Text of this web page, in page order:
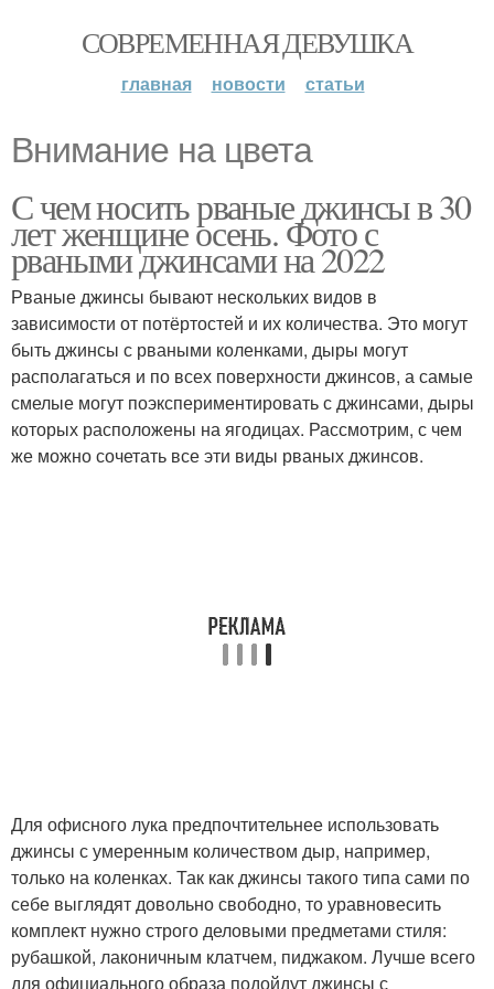
СОВРЕМЕННАЯ ДЕВУШКА
главная новости статьи
Внимание на цвета
С чем носить рваные джинсы в 30
лет женщине осень. Фото с
рваными джинсами на 2022
Рваные джинсы бывают нескольких видов в
зависимости от потёртостей и их количества. Это могут
быть джинсы с рваными коленками, дыры могут
располагаться и по всех поверхности джинсов, а самые
смелые могут поэкспериментировать с джинсами, дыры
которых расположены на ягодицах. Рассмотрим, с чем
же можно сочетать все эти виды рваных джинсов.
Для офисного лука предпочтительнее использовать
джинсы с умеренным количеством дыр, например,
только на коленках. Так как джинсы такого типа сами по
себе выглядят довольно свободно, то уравновесить
комплект нужно строго деловыми предметами стиля:
рубашкой, лаконичным клатчем, пиджаком. Лучше всего
для официального образа подойдут джинсы с